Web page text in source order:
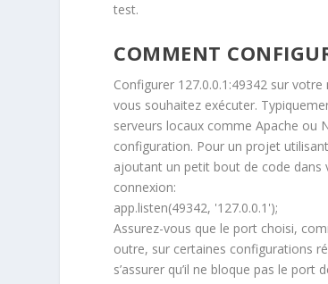
test.
COMMENT
Configurer 127.0.0.1:49342 sur
vous souhaitez exécuter.
serveurs locaux comme Apache ou
configuration. Pour un projet
ajoutant un petit bout de code dans
connexion:
app.listen(49342, '127.0.0.1');
Assurez-vous que le port choisi,
outre, sur certaines configurations
s’assurer qu’il ne bloque pas le port